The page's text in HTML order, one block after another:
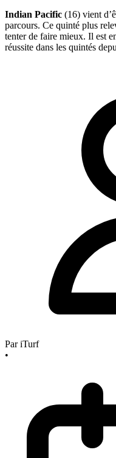
Indian Pacific (16) vient
parcours. Ce quinté plus
tenter de faire mieux. Il est
réussite dans les quintés
PariTurf
•